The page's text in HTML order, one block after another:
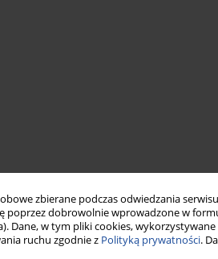
zbierane podczas odwiedzania
poprzez dobrowolnie wprowadzone w
Dane, w tym pliki cookies,
ruchu zgodnie z Polityką prywatności.